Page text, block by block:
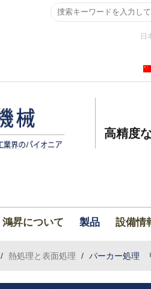
日
高精度
鴻昇について 製品 設備情
/ 熱処理と表面処理 / パーカー処理